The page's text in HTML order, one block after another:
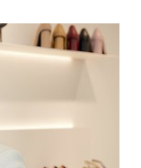
나볼까요? 1세대
인을 하고 있는
자이너’라는 타이
에서 금속 공예
대상을 받은 후
. 제작 방식까지